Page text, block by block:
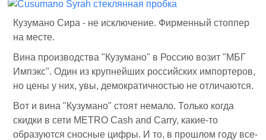
Кузумано Сира - не исключение. Фирменный стоппер
на месте.
Вина производства "Кузумано" в Россию возит "МБГ
Импэкс". Один из крупнейших российских импортеров,
но цены у них, увы, демократичностью не отличаются.
Вот и вина "Кузумано" стоят немало. Только когда
скидки в сети METRO Cash and Carry, какие-то
образуются сносные цифры. И то, в прошлом году все-